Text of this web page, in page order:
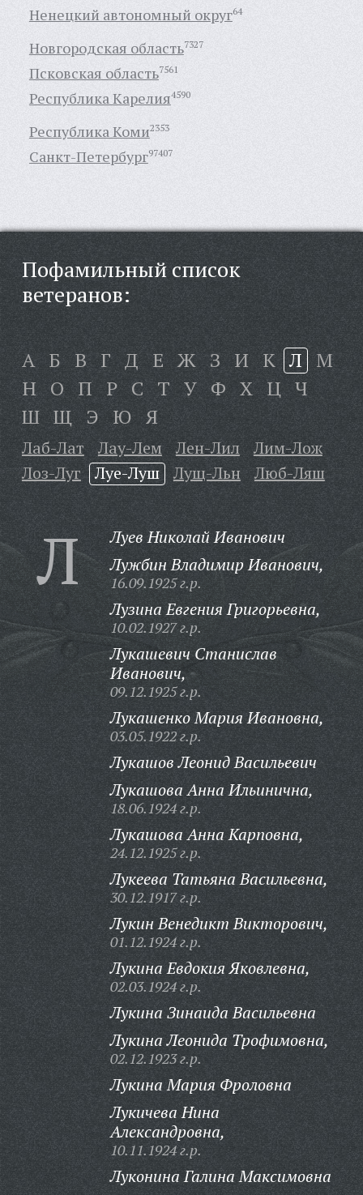
Ненецкий автономный округ64
Новгородская область7327
Псковская область7561
Республика Карелия4590
Республика Коми2353
Санкт-Петербург97407
Пофамильный список
ветеранов:
А Б В Г Д Е Ж З И К Л М
Н О П Р С Т У Ф Х Ц Ч
Ш Щ Э Ю Я
Лаб-Лат Лау-Лем Лен-Лил
Лим-Лож
Лоз-Луг
Луе-Луш Лущ-Льн Люб-Ляш
Л
Луев Николай Иванович
Лужбин Владимир Иванович,
16.09.1925 г.р.
Лузина Евгения Григорьевна,
10.02.1927 г.р.
Лукашевич Станислав
Иванович,
09.12.1925 г.р.
Лукашенко Мария Ивановна,
03.05.1922 г.р.
Лукашов Леонид Васильевич
Лукашова Анна Ильинична,
18.06.1924 г.р.
Лукашова Анна Карповна,
24.12.1925 г.р.
Лукеева Татьяна Васильевна,
30.12.1917 г.р.
Лукин Венедикт Викторович,
01.12.1924 г.р.
Лукина Евдокия Яковлевна,
02.03.1924 г.р.
Лукина Зинаида Васильевна
Лукина Леонида Трофимовна,
02.12.1923 г.р.
Лукина Мария Фроловна
Лукичева Нина
Александровна,
10.11.1924 г.р.
Луконина Галина Максимовна